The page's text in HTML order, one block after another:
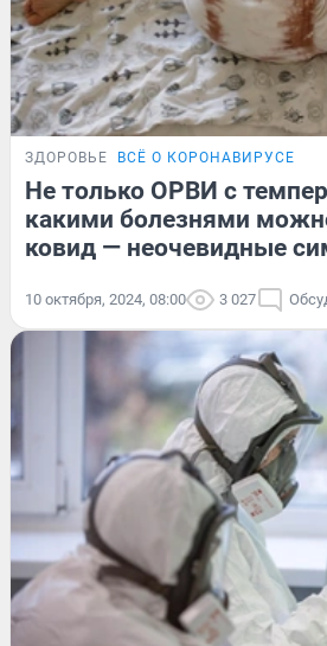
ЗДОРОВЬЕ ВСЁ О КОРОНАВИРУСЕ
Не только ОРВИ с
какими болезнями
ковид — неочевидные
10 октября, 2024, 08:00 3 027